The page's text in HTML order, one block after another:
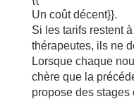
Un coût décent}}.
Si les tarifs restent
thérapeutes, ils ne
Lorsque chaque
chère que la
propose des stages